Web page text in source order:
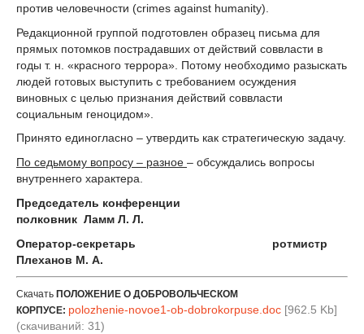
против человечности (crimes against humanity).
Редакционной группой подготовлен образец письма для
прямых потомков пострадавших от действий соввласти в
годы т. н. «красного террора». Потому необходимо разыскать
людей готовых выступить с требованием осуждения
виновных с целью признания действий соввласти
социальным геноцидом».
Принято единогласно – утвердить как стратегическую задачу.
По седьмому вопросу – разное – обсуждались вопросы
внутреннего характера.
Председатель конференции
полковник Ламм Л. Л.
Оператор-секретарь ротмистр
Плеханов М. А.
Скачать ПОЛОЖЕНИЕ О ДОБРОВОЛЬЧЕСКОМ
КОРПУСЕ: polozhenie-novoe1-ob-dobrokorpuse.doc [962.5 Kb]
(cкачиваний: 31)